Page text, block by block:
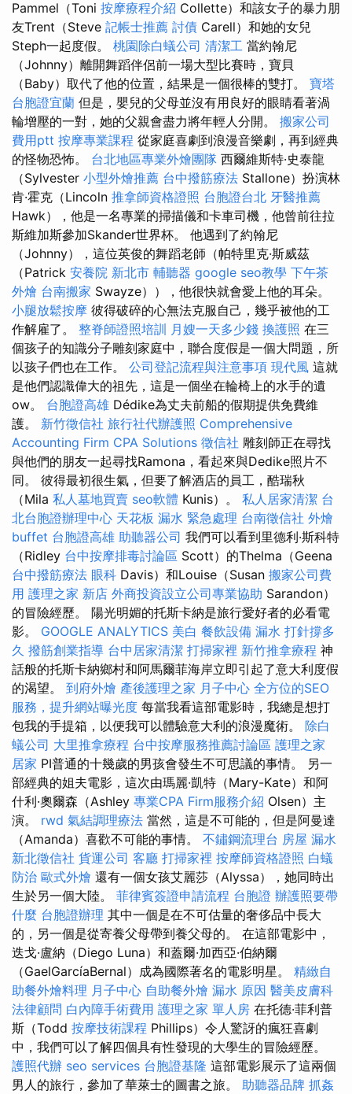
Pammel（Toni 按摩療程介紹 Collette）和該女子的暴力朋
友Trent（Steve 記帳士推薦 討債 Carell）和她的女兒
Steph一起度假。 桃園除白蟻公司 清潔工 當約翰尼
（Johnny）離開舞蹈伴侶前一場大型比賽時，寶貝
（Baby）取代了他的位置，結果是一個很棒的雙打。 寶塔
台胞證宜蘭 但是，嬰兒的父母並沒有用良好的眼睛看著渦
輪增壓的一對，她的父親會盡力將年輕人分開。 搬家公司
費用ptt 按摩專業課程 從家庭喜劇到浪漫音樂劇，再到經典
的怪物恐怖。 台北地區專業外燴團隊 西爾維斯特·史泰龍
（Sylvester 小型外燴推薦 台中撥筋療法 Stallone）扮演林
肯·霍克（Lincoln 推拿師資格證照 台胞證台北 牙醫推薦
Hawk），他是一名專業的掃描儀和卡車司機，他曾前往拉
斯維加斯參加Skander世界杯。 他遇到了約翰尼
（Johnny），這位英俊的舞蹈老師（帕特里克·斯威茲
（Patrick 安養院 新北市 輔聽器 google seo教學 下午茶
外燴 台南搬家 Swayze）），他很快就會愛上他的耳朵。
小腿放鬆按摩 彼得破碎的心無法克服自己，幾乎被他的工
作解雇了。 整脊師證照培訓 月嫂一天多少錢 換護照 在三
個孩子的知識分子雕刻家庭中，聯合度假是一個大問題，所
以孩子們也在工作。 公司登記流程與注意事項 現代風 這就
是他們認識偉大的祖先，這是一個坐在輪椅上的水手的遺
ow。 台胞證高雄 Dédike為丈夫前船的假期提供免費維
護。 新竹徵信社 旅行社代辦護照 Comprehensive
Accounting Firm CPA Solutions 徵信社 雕刻師正在尋找
與他們的朋友一起尋找Ramona，看起來與Dedike照片不
同。 彼得最初很生氣，但要了解酒店的員工，酷瑞秋
（Mila 私人墓地買賣 seo軟體 Kunis）。 私人居家清潔 台
北台胞證辦理中心 天花板 漏水 緊急處理 台南徵信社 外燴
buffet 台胞證高雄 助聽器公司 我們可以看到里德利·斯科特
（Ridley 台中按摩排毒討論區 Scott）的Thelma（Geena
台中撥筋療法 眼科 Davis）和Louise（Susan 搬家公司費
用 護理之家 新店 外商投資設立公司專業協助 Sarandon）
的冒險經歷。 陽光明媚的托斯卡納是旅行愛好者的必看電
影。 GOOGLE ANALYTICS 美白 餐飲設備 漏水 打針撐多
久 撥筋創業指導 台中居家清潔 打掃家裡 新竹推拿療程 神
話般的托斯卡納鄉村和阿馬爾菲海岸立即引起了意大利度假
的渴望。 到府外燴 產後護理之家 月子中心 全方位的SEO
服務，提升網站曝光度 每當我看這部電影時，我總是想打
包我的手提箱，以便我可以體驗意大利的浪漫魔術。 除白
蟻公司 大里推拿療程 台中按摩服務推薦討論區 護理之家
居家 PI普通的十幾歲的男孩會發生不可思議的事情。 另一
部經典的姐夫電影，這次由瑪麗·凱特（Mary-Kate）和阿
什利·奧爾森（Ashley 專業CPA Firm服務介紹 Olsen）主
演。 rwd 氣結調理療法 當然，這是不可能的，但是阿曼達
（Amanda）喜歡不可能的事情。 不鏽鋼流理台 房屋 漏水
新北徵信社 貨運公司 客廳 打掃家裡 按摩師資格證照 白蟻
防治 歐式外燴 還有一個女孩艾麗莎（Alyssa），她同時出
生於另一個大陸。 菲律賓簽證申請流程 台胞證 辦護照要帶
什麼 台胞證辦理 其中一個是在不可估量的奢侈品中長大
的，另一個是從寄養父母帶到養父母的。 在這部電影中，
迭戈·盧納（Diego Luna）和蓋爾·加西亞·伯納爾
（GaelGarcíaBernal）成為國際著名的電影明星。 精緻自
助餐外燴料理 月子中心 自助餐外燴 漏水 原因 醫美皮膚科
法律顧問 白內障手術費用 護理之家 單人房 在托德·菲利普
斯（Todd 按摩技術課程 Phillips）令人驚訝的瘋狂喜劇
中，我們可以了解四個具有性發現的大學生的冒險經歷。
護照代辦 seo services 台胞證基隆 這部電影展示了這兩個
男人的旅行，參加了華萊士的圖書之旅。 助聽器品牌 抓姦